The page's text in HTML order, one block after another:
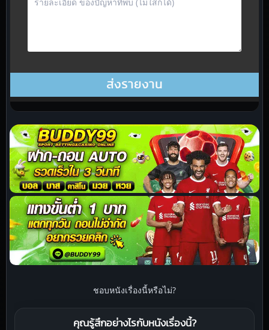
ชอบหนังเรื่องนี้หรือไม่?
คุณรู้สึกอย่างไรกับหนังเรื่องนี้?